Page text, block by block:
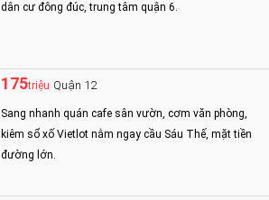
dân cư đông đúc, trung tâm quận 6.
175triệu Quận 12
Sang nhanh quán cafe sân vườn, cơm văn phòng,
kiêm sổ xố Vietlot nằm ngay cầu Sáu Thế, mặt tiền
đường lớn.